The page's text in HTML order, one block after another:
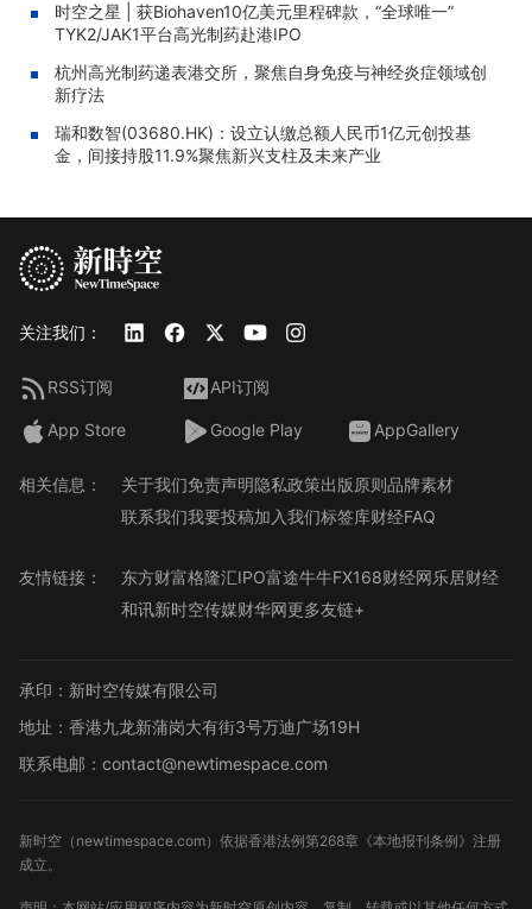
时空之星 | 获Biohaven10亿美元里程碑款，“全球唯一”
TYK2/JAK1平台高光制药赴港IPO
杭州高光制药递表港交所，聚焦自身免疫与神经炎症领域创
新疗法
瑞和数智(03680.HK)：设立认缴总额人民币1亿元创投基
金，间接持股11.9%聚焦新兴支柱及未来产业
关注我们：
RSS订阅 API订阅
App Store Google Play AppGallery
相关信息： 关于我们免责声明隐私政策出版原则品牌素材
联系我们我要投稿加入我们标签库财经FAQ
友情链接： 东方财富格隆汇IPO富途牛牛FX168财经网乐居财经
和讯新时空传媒财华网更多友链+
承印：新时空传媒有限公司
地址：香港九龙新蒲岗大有街3号万迪广场19H
联系电邮：contact@newtimespace.com
新时空（ newtimespace.com）依据香港法例第268章《本地报刊条例》注册
成立。